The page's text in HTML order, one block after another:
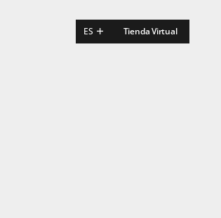
ES Tienda Virtual